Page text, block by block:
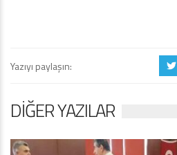
Yazıyı paylaşın: a
DIĞER YAZILAR